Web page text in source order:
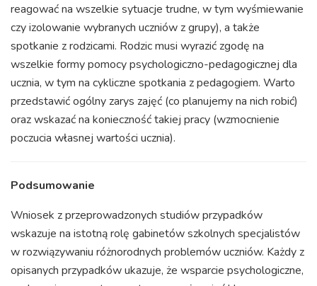
reagować na wszelkie sytuacje trudne, w tym wyśmiewanie
czy izolowanie wybranych uczniów z grupy), a także
spotkanie z rodzicami. Rodzic musi wyrazić zgodę na
wszelkie formy pomocy psychologiczno-pedagogicznej dla
ucznia, w tym na cykliczne spotkania z pedagogiem. Warto
przedstawić ogólny zarys zajęć (co planujemy na nich robić)
oraz wskazać na konieczność takiej pracy (wzmocnienie
poczucia własnej wartości ucznia).
Podsumowanie
Wniosek z przeprowadzonych studiów przypadków
wskazuje na istotną rolę gabinetów szkolnych specjalistów
w rozwiązywaniu różnorodnych problemów uczniów. Każdy z
opisanych przypadków ukazuje, że wsparcie psychologiczne,